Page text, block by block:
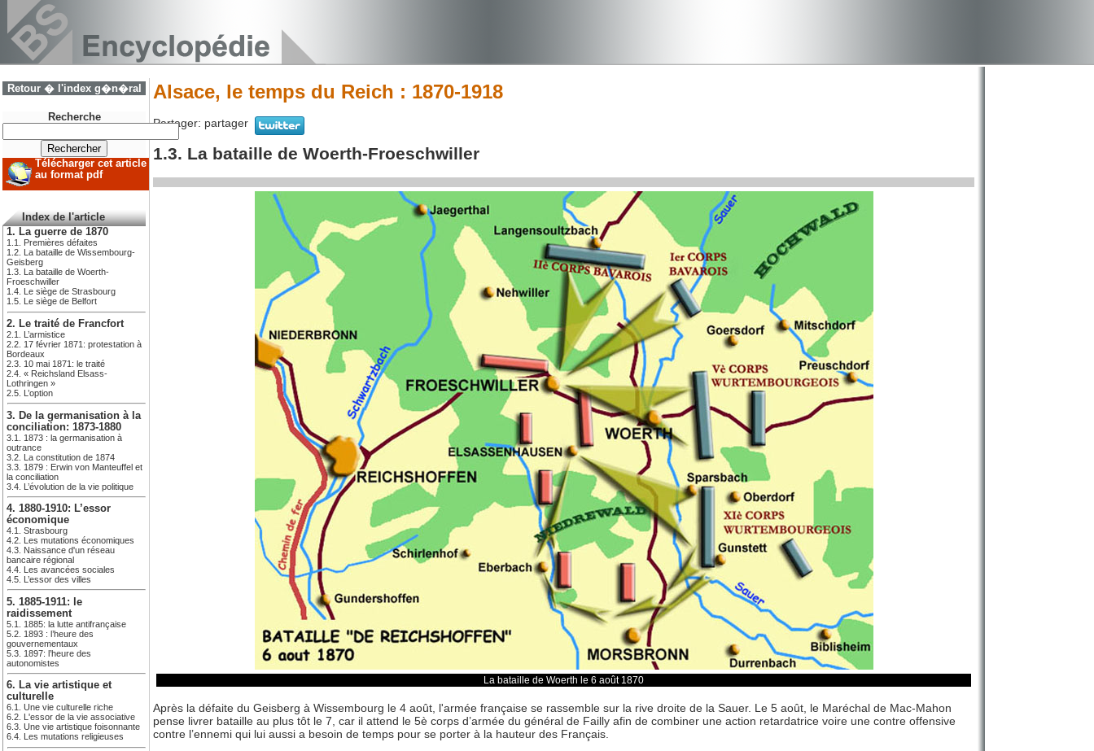
Retour � l'index g�n�ral
Recherche
Télécharger cet article
au format pdf
Index de l'article
1. La guerre de 1870
1.1. Premières défaites
1.2. La bataille de Wissembourg-
Geisberg
1.3. La bataille de Woerth-
Froeschwiller
1.4. Le siège de Strasbourg
1.5. Le siège de Belfort
2. Le traité de Francfort
2.1. L’armistice
2.2. 17 février 1871: protestation à
Bordeaux
2.3. 10 mai 1871: le traité
2.4. « Reichsland Elsass-
Lothringen »
2.5. L’option
3. De la germanisation à la
conciliation: 1873-1880
3.1. 1873 : la germanisation à
outrance
3.2. La constitution de 1874
3.3. 1879 : Erwin von Manteuffel et
la conciliation
3.4. L’évolution de la vie politique
4. 1880-1910: L’essor
économique
4.1. Strasbourg
4.2. Les mutations économiques
4.3. Naissance d'un réseau
bancaire régional
4.4. Les avancées sociales
4.5. L’essor des villes
5. 1885-1911: le
raidissement
5.1. 1885: la lutte antifrançaise
5.2. 1893 : l’heure des
gouvernementaux
5.3. 1897: l’heure des
autonomistes
6. La vie artistique et
culturelle
6.1. Une vie culturelle riche
6.2. L'essor de la vie associative
6.3. Une vie artistique foisonnante
6.4. Les mutations religieuses
Alsace, le temps du Reich : 1870-1918
Partager: partager
1.3. La bataille de Woerth-Froeschwiller
La bataille de Woerth le 6 août 1870
Après la défaite du Geisberg à Wissembourg le 4 août, l'armée française se rassemble sur la rive droite de la Sauer. Le 5 août, le Maréchal de Mac-Mahon
pense livrer bataille au plus tôt le 7, car il attend le 5è corps d’armée du général de Failly afin de combiner une action retardatrice voire une contre offensive
contre l’ennemi qui lui aussi a besoin de temps pour se porter à la hauteur des Français.